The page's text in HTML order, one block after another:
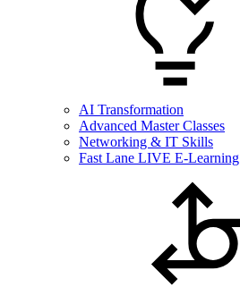
AI Transformation
Advanced Master Classes
Networking & IT Skills
Fast Lane LIVE E-Learning